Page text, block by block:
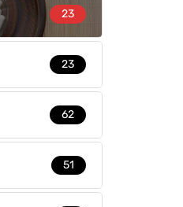
23
23
62
51